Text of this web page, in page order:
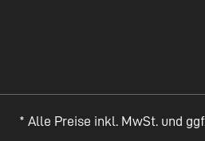
* Alle Preise inkl. MwSt. und